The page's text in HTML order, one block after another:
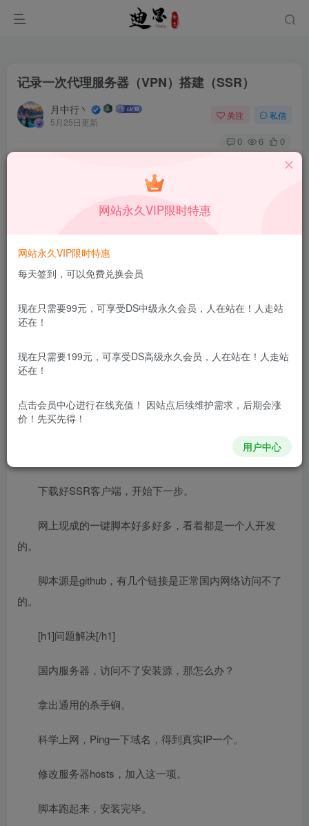
记录一次代理服务器（VPN）搭建（SSR）
月中行丶
5月25日更新
关注 私信
0 6 0
本站所有内容来自互联网收集，仅供学习和交流，请勿用于商业
用途。如有侵权、不妥之处，请第一时间联系我们删除！
都是一键安装脚本，也没技术可言。
[h1]开始[/h1]
的没几个能用的，只能自己造了。
搞普通代理IP，总感觉不踏实，那还是弄VPN吧。
本来相想搞openvpn，不知道为什么现在教程都找不到
下载好SSR客户端，开始下一步。
网上现成的一键脚本好多好多，看着都是一个人开发
的。
脚本源是github，有几个链接是正常国内网络访问不了
的。
[h1]问题解决[/h1]
国内服务器，访问不了安装源，那怎么办？
拿出通用的杀手锏。
科学上网，Ping一下域名，得到真实IP一个。
修改服务器hosts，加入这一项。
脚本跑起来，安装完毕。
网站永久VIP限时特惠
网站永久VIP限时特惠
每天签到，可以免费兑换会员
现在只需要99元，可享受DS中级永久会员，人在站在！人走站
还在！
现在只需要199元，可享受DS高级永久会员，人在站在！人走站
还在！
点击会员中心进行在线充值！ 因站点后续维护需求，后期会涨
价！先买先得！
用户中心